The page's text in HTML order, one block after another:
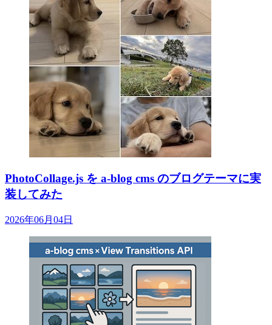
PhotoCollage.js を a-blog cms のブログテーマに実
装してみた
2026年06月04日